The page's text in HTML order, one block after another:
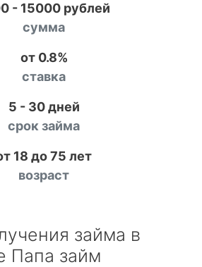
- 15000 рублей
сумма
от 0.8%
ставка
5 - 30 дней
срок займа
18 до 75 лет
возраст
займа в
Папа займ